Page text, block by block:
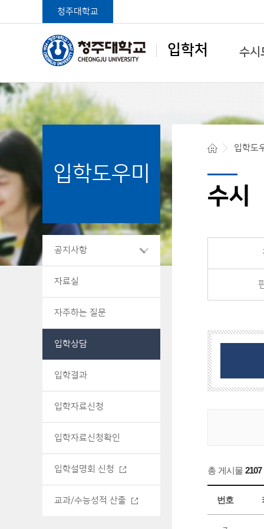
입학처
청주대학교
학생중심 글로벌대학
청주대학교 입학처
수시
입학도우미
공지사항
자료실
자주하는 질문
입학상담
입학결과
입학자료신청
입학자료신청확인
입학설명회 신청
교과/수능성적 산출
입학도
수시
총 게시물 2107
번호